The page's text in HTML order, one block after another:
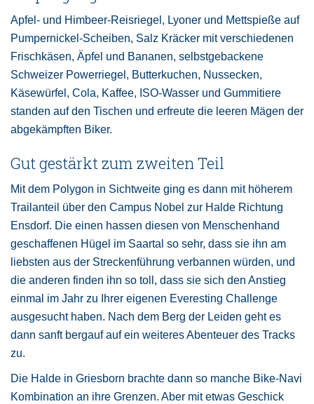
Apfel- und Himbeer-Reisriegel, Lyoner und Mettspieße auf
Pumpernickel-Scheiben, Salz Kräcker mit verschiedenen
Frischkäsen, Äpfel und Bananen, selbstgebackene
Schweizer Powerriegel, Butterkuchen, Nussecken,
Käsewürfel, Cola, Kaffee, ISO-Wasser und Gummitiere
standen auf den Tischen und erfreute die leeren Mägen der
abgekämpften Biker.
Gut gestärkt zum zweiten Teil
Mit dem Polygon in Sichtweite ging es dann mit höherem
Trailanteil über den Campus Nobel zur Halde Richtung
Ensdorf. Die einen hassen diesen von Menschenhand
geschaffenen Hügel im Saartal so sehr, dass sie ihn am
liebsten aus der Streckenführung verbannen würden, und
die anderen finden ihn so toll, dass sie sich den Anstieg
einmal im Jahr zu Ihrer eigenen Everesting Challenge
ausgesucht haben. Nach dem Berg der Leiden geht es
dann sanft bergauf auf ein weiteres Abenteuer des Tracks
zu.
Die Halde in Griesborn brachte dann so manche Bike-Navi
Kombination an ihre Grenzen. Aber mit etwas Geschick